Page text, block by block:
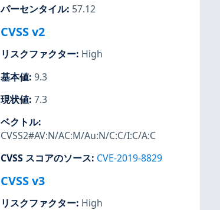
パーセンタイル: 57.12
CVSS v2
リスクファクター: High
基本値: 9.3
現状値: 7.3
ベクトル:
CVSS2#AV:N/AC:M/Au:N/C:C/I:C/A:C
CVSS スコアのソース: CVE-2019-8829
CVSS v3
リスクファクター: High